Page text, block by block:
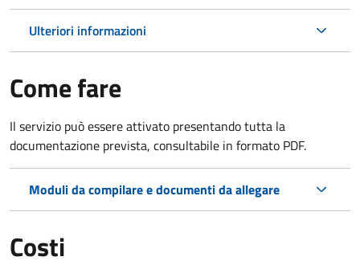
Ulteriori informazioni
Come fare
Il servizio può essere attivato presentando tutta la
documentazione prevista, consultabile in formato PDF.
Moduli da compilare e documenti da allegare
Costi